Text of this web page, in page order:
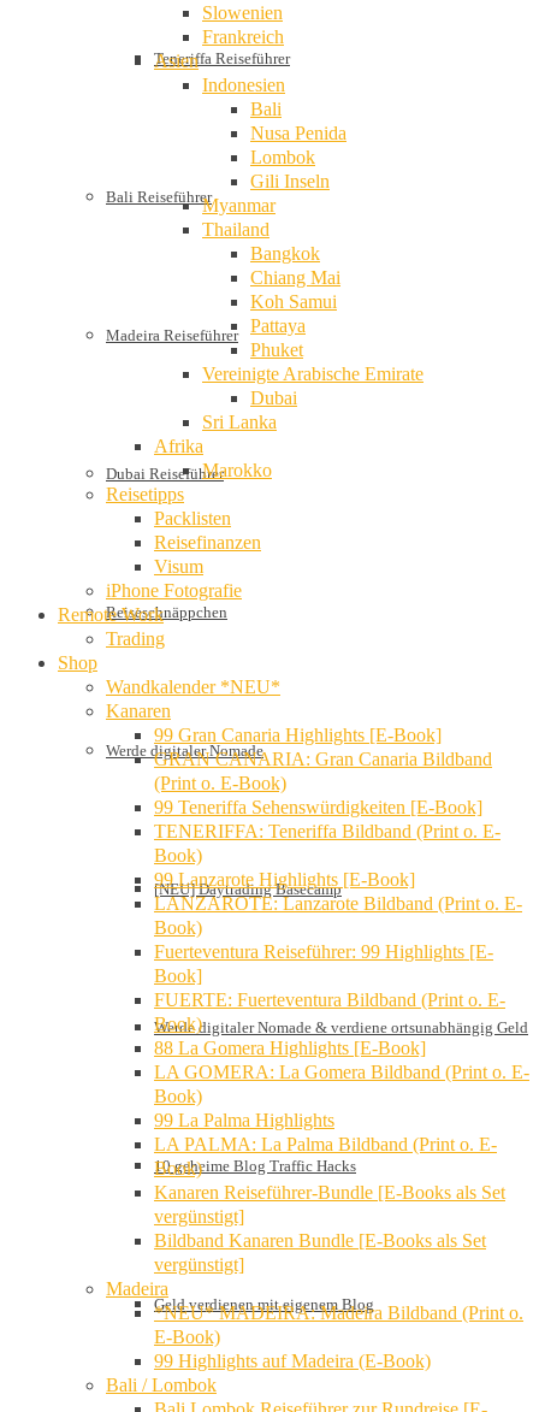
Teneriffa Reiseführer
Bali Reiseführer
Madeira Reiseführer
Dubai Reiseführer
Reiseschnäppchen
Werde digitaler Nomade
[NEU] Daytrading Basecamp
Werde digitaler Nomade & verdiene ortsunabhängig Geld
10 geheime Blog Traffic Hacks
Geld verdienen mit eigenem Blog
Slowenien
Frankreich
Asien
Indonesien
Bali
Nusa Penida
Lombok
Gili Inseln
Myanmar
Thailand
Bangkok
Chiang Mai
Koh Samui
Pattaya
Phuket
Vereinigte Arabische Emirate
Dubai
Sri Lanka
Afrika
Marokko
Reisetipps
Packlisten
Reisefinanzen
Visum
iPhone Fotografie
Remote Work
Trading
Shop
Wandkalender *NEU*
Kanaren
99 Gran Canaria Highlights [E-Book]
GRAN CANARIA: Gran Canaria Bildband
(Print o. E-Book)
99 Teneriffa Sehenswürdigkeiten [E-Book]
TENERIFFA: Teneriffa Bildband (Print o. E-
Book)
99 Lanzarote Highlights [E-Book]
LANZAROTE: Lanzarote Bildband (Print o. E-
Book)
Fuerteventura Reiseführer: 99 Highlights [E-
Book]
FUERTE: Fuerteventura Bildband (Print o. E-
Book)
88 La Gomera Highlights [E-Book]
LA GOMERA: La Gomera Bildband (Print o. E-
Book)
99 La Palma Highlights
LA PALMA: La Palma Bildband (Print o. E-
Book)
Kanaren Reiseführer-Bundle [E-Books als Set
vergünstigt]
Bildband Kanaren Bundle [E-Books als Set
vergünstigt]
Madeira
*NEU* MADEIRA: Madeira Bildband (Print o.
E-Book)
99 Highlights auf Madeira (E-Book)
Bali / Lombok